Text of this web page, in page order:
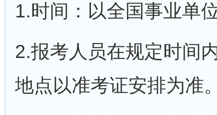
1.时间：以全国事业单
2.报考人员在规定时间
地点以准考证安排为准